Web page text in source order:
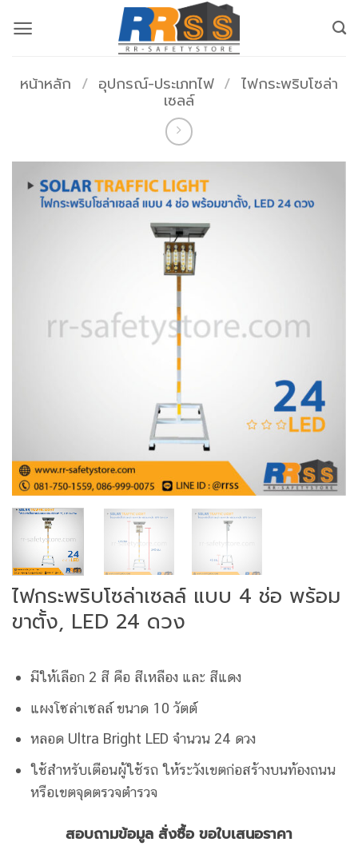
ไป
เนื้อหาหน้าหลัก / อุปกรณ์-ประเภทไฟ / ไฟกระพริบโซล่า
เซลล์
ไฟกระพริบโซล่าเซลล์ แบบ 4 ช่อ พร้อม
ขาตั้ง, LED 24 ดวง
มีให้เลือก 2 สี คือ สีเหลือง และ สีแดง
แผงโซล่าเซลล์ ขนาด 10 วัตต์
หลอด Ultra Bright LED จำนวน 24 ดวง
ใช้สำหรับเตือนผู้ใช้รถ ให้ระวังเขตก่อสร้างบนท้องถนน
หรือเขตจุดตรวจตำรวจ
สอบถามข้อมูล สั่งซื้อ ขอใบเสนอราคา